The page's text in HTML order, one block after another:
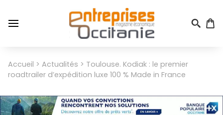
au
contenu
Menu
du
de
l'utilisateur
Fil
Accueil Actualités
Toulouse. Kodiak : le premier
roadtrailer d’expédition luxe 100 % Made in France